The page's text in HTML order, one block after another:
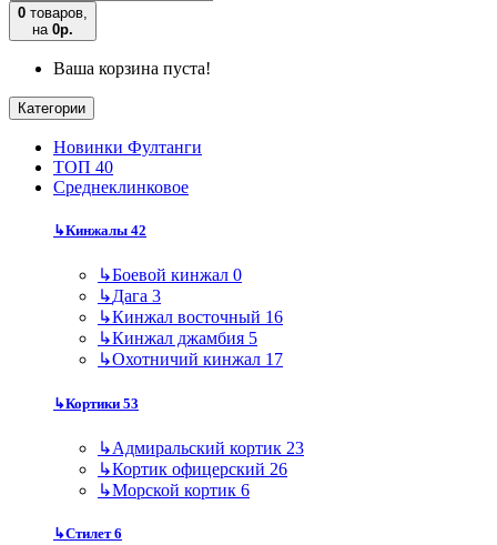
0 товаров,
на 0р.
Ваша корзина пуста!
Категории
Новинки Фултанги
ТОП 40
Среднеклинковое
↳Кинжалы 42
↳Боевой кинжал 0
↳Дага 3
↳Кинжал восточный 16
↳Кинжал джамбия 5
↳Охотничий кинжал 17
↳Кортики 53
↳Адмиральский кортик 23
↳Кортик офицерский 26
↳Морской кортик 6
↳Стилет6